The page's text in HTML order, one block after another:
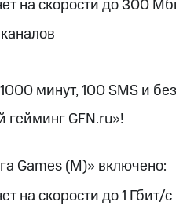
часы и трекеры
15%
при оплате с карты
на скорости до 300
минут, 100 SMS и
гейминг GFN.ru»!
Games (М)» включено:
на скорости до 1 Гбит/с